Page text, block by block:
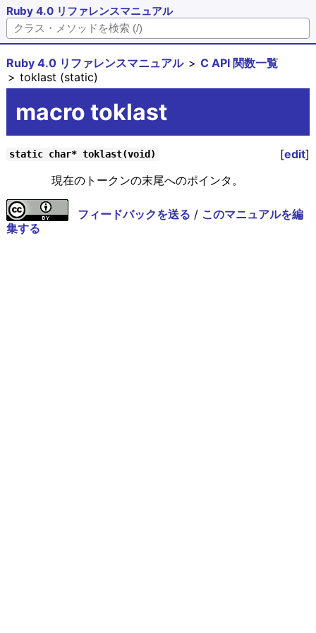
Ruby 4.0 リファレンスマニュアル
Ruby 4.0 リファレンスマニュアル
C API 関数一覧
toklast (static)
macro toklast
[edit]
static char* toklast(void)
現在のトークンの末尾へのポインタ。
フィードバックを送る / このマニュアルを編
集する